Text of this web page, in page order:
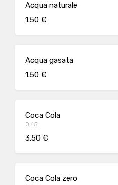
Acqua naturale
1.50 €
Acqua gasata
1.50 €
Coca Cola
0,45
3.50 €
Coca Cola zero